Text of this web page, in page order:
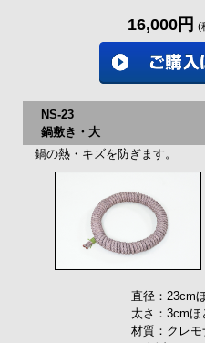
16,000円 (
NS-23
鍋敷き・大
鍋の熱・キズを防ぎます。
直径：23cm
太さ：3cmほ
材質：クレ